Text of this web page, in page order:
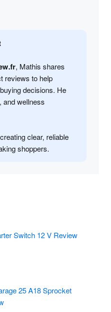
, Mathis shares
reviews to help
decisions. He
and wellness
clear, reliable
shoppers.
Switch 12 V Review
25 A18 Sprocket